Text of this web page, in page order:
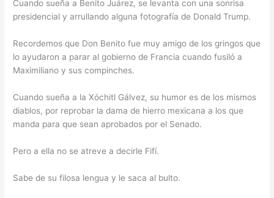
Cuando sueña a Benito Juárez, se levanta con una sonrisa
presidencial y arrullando alguna fotografía de Donald Trump.
Recordemos que Don Benito fue muy amigo de los gringos que
lo ayudaron a parar al gobierno de Francia cuando fusiló a
Maximiliano y sus compinches.
Cuando sueña a la Xóchitl Gálvez, su humor es de los mismos
diablos, por reprobar la dama de hierro mexicana a los que
manda para que sean aprobados por el Senado.
Pero a ella no se atreve a decirle Fifí.
Sabe de su filosa lengua y le saca al bulto.